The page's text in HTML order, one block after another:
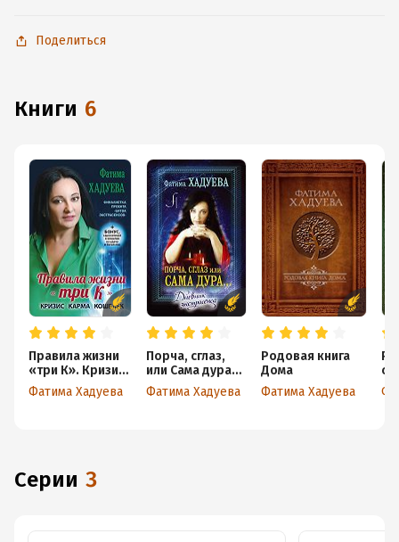
не расставаться с любимыми произведениями даже без
Поделиться
книги 6
Правила жизни
«три К». Кризис,
карма, кошелек
Фатима Хадуева
Порча, сглаз,
или Сама дура…
Дневник
экстрасенса
Фатима Хадуева
Родовая книга
Дома
Фатима Хадуева
Серии 3